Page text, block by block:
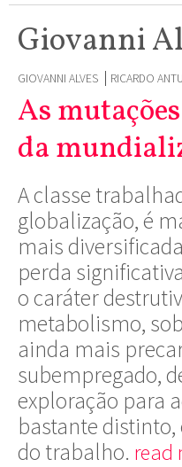
Giovanni
GIOVANNI ALVES RICARDO
As
da
A classe
globalização, é
mais
perda
o caráter
metabolismo,
ainda mais
subempregado,
exploração para
bastante
do trabalho. read